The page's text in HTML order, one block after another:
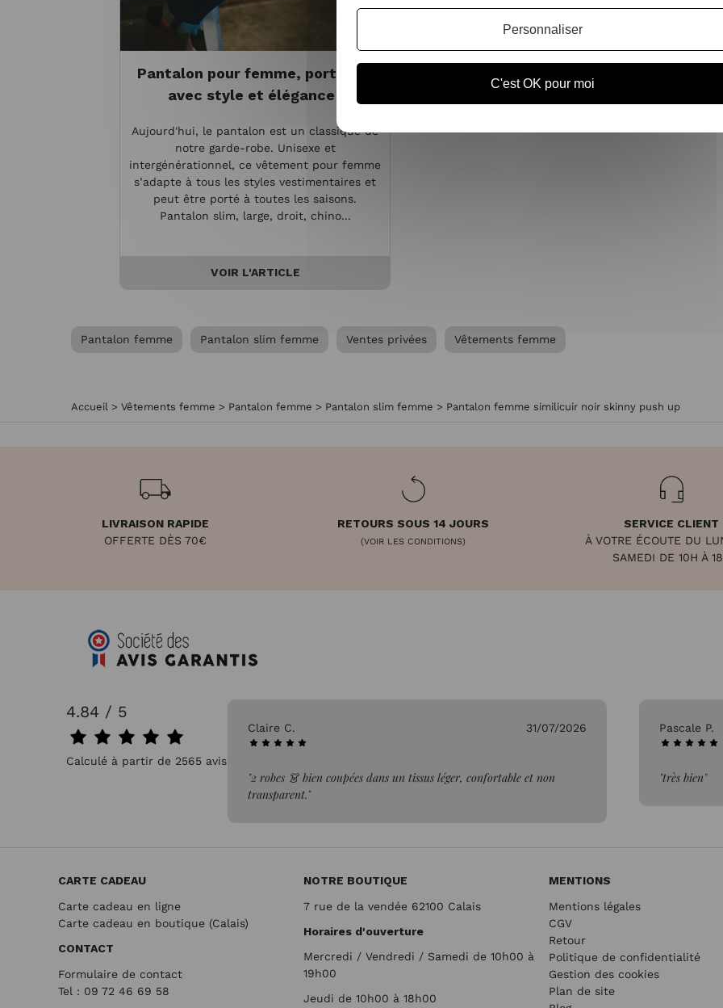
Pantalon pour femme, portez-le
avec style et élégance !
Aujourd'hui, le pantalon est un classique de
notre garde-robe. Unisexe et
intergénérationnel, ce vêtement pour femme
s’adapte à tous les styles vestimentaires et
peut être porté à toutes les saisons.
Pantalon slim, large, droit, chino...
VOIR L'ARTICLE
Pantalon femme Pantalon slim femme Ventes privées Vêtements femme
Accueil > Vêtements femme > Pantalon femme > Pantalon slim femme > Pantalon femme similicuir noir skinny push up
LIVRAISON RAPIDE
OFFERTE DÈS 70€
RETOURS SOUS 14 JOURS
(VOIR LES CONDITIONS)
SERVICE CLIENT
À VOTRE ÉCOUTE DU
SAMEDI DE 10H À
4.84 / 5
Calculé à partir de 2565 avis.
31/07/2026 Claire C. 31/07/2026
"2 robes 👗 bien coupées dans un tissus léger, confortable et non
transparent."
Pascale P.
"très bien"
CARTE CADEAU
Carte cadeau en ligne
Carte cadeau en boutique (Calais)
CONTACT
Formulaire de contact
Tel : 09 72 46 69 58
NOTRE BOUTIQUE
7 rue de la vendée 62100 Calais
Horaires d'ouverture
Mercredi / Vendredi / Samedi de 10h00 à
19h00
Jeudi de 10h00 à 18h00
MENTIONS
Mentions légales
CGV
Retour
Politique de confidentialité
Gestion des cookies
Plan de site
C'est OK pour moi
Personnaliser